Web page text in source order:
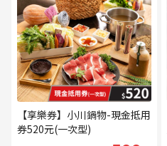
【享樂券】小川鍋物-現金抵用
券520元(一次型)